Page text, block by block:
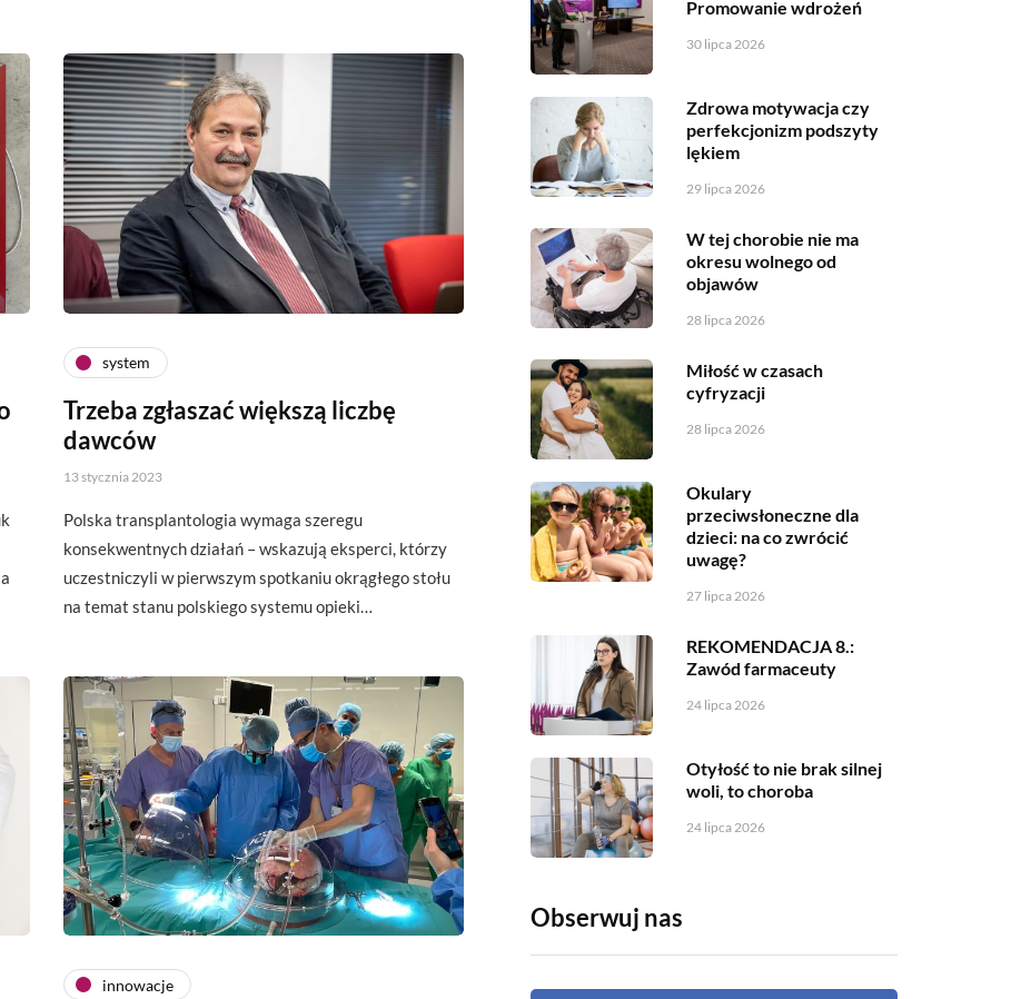
system
Trzeba zgłaszać większą liczbę
dawców
13 stycznia 2023
Polska transplantologia wymaga szeregu
konsekwentnych działań – wskazują eksperci, którzy
uczestniczyli w pierwszym spotkaniu okrągłego stołu
na temat stanu polskiego systemu opieki…
innowacje
Promowanie wdrożeń
30 lipca 2026
Zdrowa motywacja czy
perfekcjonizm podszyty
lękiem
29 lipca 2026
W tej chorobie nie ma
okresu wolnego od
objawów
28 lipca 2026
Miłość w czasach
cyfryzacji
28 lipca 2026
Okulary
przeciwsłoneczne dla
dzieci: na co zwrócić
uwagę?
27 lipca 2026
REKOMENDACJA 8.:
Zawód farmaceuty
24 lipca 2026
Otyłość to nie brak silnej
woli, to choroba
24 lipca 2026
Obserwuj nas